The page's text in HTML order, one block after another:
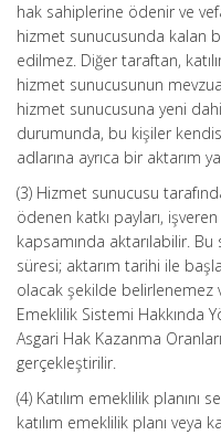
hak sahiplerine ödenir ve
hizmet sunucusunda kalan
edilmez. Diğer taraftan,
hizmet sunucusunun
hizmet sunucusuna yeni
durumunda, bu kişiler
adlarına ayrıca bir aktarım
(3) Hizmet sunucusu
ödenen katkı payları,
kapsamında aktarılabilir.
süresi; aktarım tarihi ile
olacak şekilde belirlenemez
Emeklilik Sistemi Hakkında
Asgari Hak Kazanma
gerçekleştirilir.
(4) Katılım emeklilik planını
katılım emeklilik planı veya